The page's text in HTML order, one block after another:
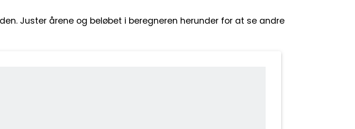
Juster årene og beløbet i beregneren herunder for at se andre